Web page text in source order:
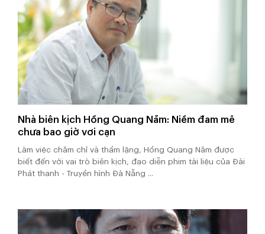
Nhà biên kịch Hồng Quang Năm: Niềm đam mê
chưa bao giờ vơi cạn
Làm việc chăm chỉ và thầm lặng, Hồng Quang Năm được
biết đến với vai trò biên kịch, đạo diễn phim tài liệu của Đài
Phát thanh - Truyền hình Đà Nẵng ...